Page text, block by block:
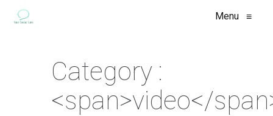
Menu ≡
Category :
<span>video</